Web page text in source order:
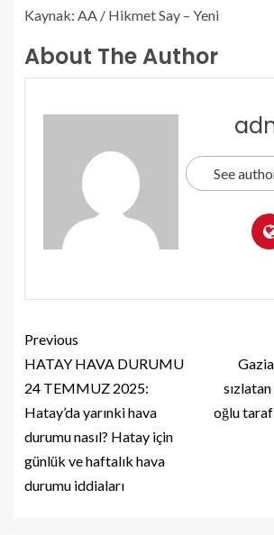
Kaynak: AA / Hikmet Say – Yeni
About The Author
See
Previous
HATAY HAVA DURUMU
24 TEMMUZ 2025:
Hatay’da yarınki hava
durumu nasıl? Hatay için
günlük ve haftalık hava
durumu iddiaları
oğlu